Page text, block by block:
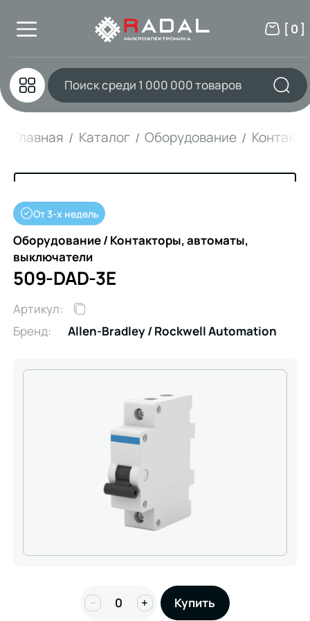
[ 0 ]
Главная Каталог Оборудование
От 3-х недель
Оборудование / Контакторы, автоматы,
выключатели
509-DAD-3E
Артикул:
Бренд:
Allen-Bradley / Rockwell Automation
− + Купить